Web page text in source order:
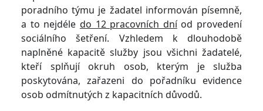
poradního týmu je žadatel informován písemně,
a to nejdéle do 12 pracovních dníod provedení
sociálního šetření. Vzhledem k dlouhodobě
naplněné kapacitě služby jsou všichni žadatelé,
kteří splňují okruh osob, kterým je služba
poskytována, zařazeni do pořadníku evidence
osob odmítnutých z kapacitních důvodů.